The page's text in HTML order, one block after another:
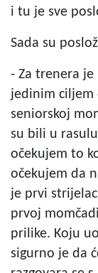
i tu je sve
Sada su
- Za trenera je
jedinim ciljem
seniorskoj
su bili u
očekujem to
očekujem da
je prvi
prvoj
prilike. Koju
sigurno je da